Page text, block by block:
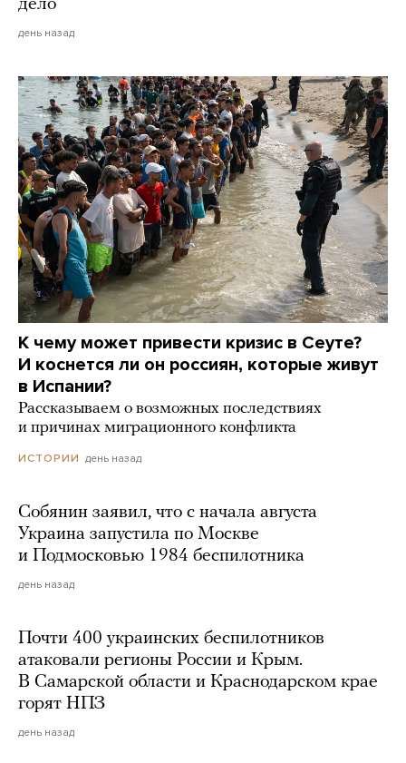
дело
день назад
К чему может привести кризис в Сеуте?
И коснется ли он россиян, которые живут
в Испании?
Рассказываем о возможных последствиях
и причинах миграционного конфликта
ИСТОРИИ день назад
Собянин заявил, что с начала августа
Украина запустила по Москве
и Подмосковью 1984 беспилотника
день назад
Почти 400 украинских беспилотников
атаковали регионы России и Крым.
В Самарской области и Краснодарском крае
горят НПЗ
день назад